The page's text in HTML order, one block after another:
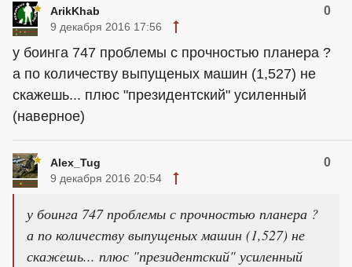
ArikKhab 0
9 декабря 2016 17:56
у боинга 747 проблемы с прочностью планера ?
а по количеству выпущеных машин (1,527) не
скажешь... плюс "президентский" усиленный
(наверное)
Alex_Tug 0
9 декабря 2016 20:54
у боинга 747 проблемы с прочностью планера ?
а по количеству выпущеных машин (1,527) не
скажешь... плюс "президентский" усиленный